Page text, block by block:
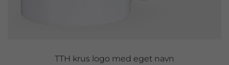
TTH krus logo med eget navn